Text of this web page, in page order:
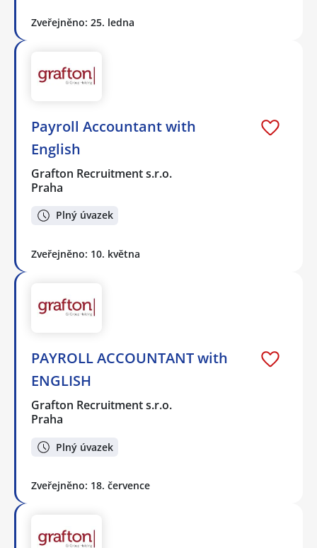
Zveřejněno: 25. ledna
Payroll Accountant with
English
Grafton Recruitment s.r.o.
Praha
Plný úvazek
Zveřejněno: 10. května
PAYROLL ACCOUNTANT with
ENGLISH
Grafton Recruitment s.r.o.
Praha
Plný úvazek
Zveřejněno: 18. července